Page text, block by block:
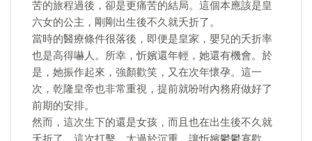
苦的旅程過後，卻是更痛苦的結局。這個本應該是皇
六女的公主，剛剛出生後不久就夭折了。
當時的醫療條件很落後，即便是皇家，嬰兒的夭折率
也是高得嚇人。所幸，忻嬪還年輕，她還有機會。於
是，她振作起來，強顏歡笑，又在次年懷孕。這一
次，乾隆皇帝也非常重視，提前就吩咐內務府做好了
前期的安排。
然而，這次生下的還是女孩，而且也在出生後不久就